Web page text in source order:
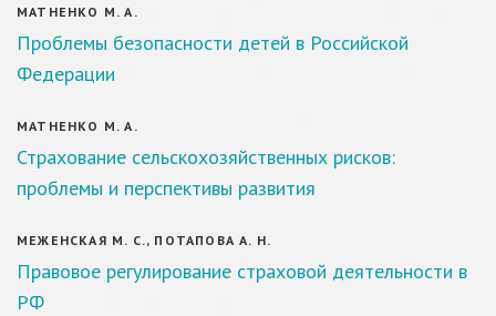
МАТНЕНКО М. А.
Проблемы безопасности детей в Российской
Федерации
МАТНЕНКО М. А.
Страхование сельскохозяйственных рисков:
проблемы и перспективы развития
МЕЖЕНСКАЯ М. С., ПОТАПОВА А. Н.
Правовое регулирование страховой деятельности в
РФ